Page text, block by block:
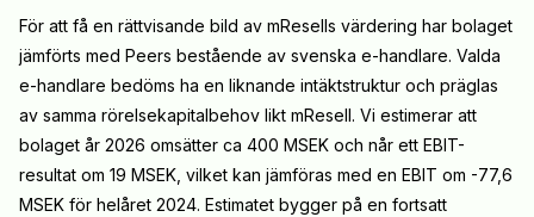
För att få en rättvisande bild av mResells värdering har bolaget
jämförts med Peers bestående av svenska e-handlare. Valda
e-handlare bedöms ha en liknande intäktstruktur och präglas
av samma rörelsekapitalbehov likt mResell. Vi estimerar att
bolaget år 2026 omsätter ca 400 MSEK och når ett EBIT-
resultat om 19 MSEK, vilket kan jämföras med en EBIT om -77,6
MSEK för helåret 2024. Estimatet bygger på en fortsatt